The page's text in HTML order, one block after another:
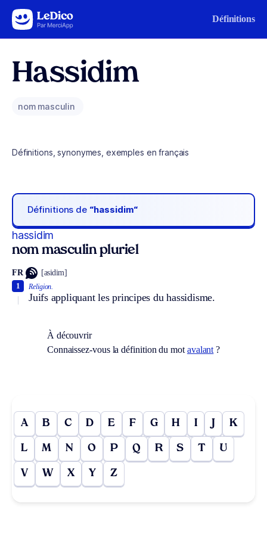
Aller au contenu Définitions
Hassidim
nom masculin
Définitions, synonymes, exemples en français
Définitions de “hassidim“
hassidim
nom masculin pluriel
FR [asidim]
Religion.
Juifs appliquant les principes du hassidisme.
1
À découvrir
Connaissez-vous la définition du mot avalant ?
A B C D E F G H I J K
L M N O P Q R S T U
V W X Y Z